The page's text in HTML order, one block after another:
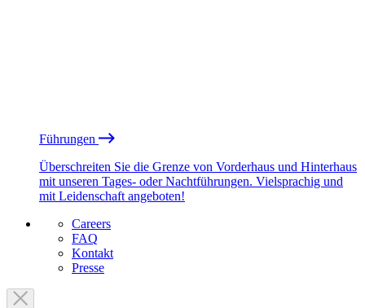
Führungen
Überschreiten Sie die Grenze von Vorderhaus und Hinterhaus
mit unseren Tages- oder Nachtführungen. Vielsprachig und
mit Leidenschaft angeboten!
Careers
FAQ
Kontakt
Presse